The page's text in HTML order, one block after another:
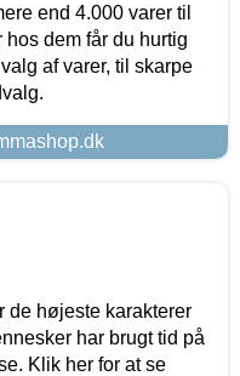
end 4.000 varer til
hos dem får du hurtig
af varer, til skarpe
de højeste karakterer
har brugt tid på
Klik her for at se